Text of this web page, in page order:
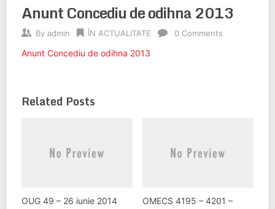
Anunt Concediu de odihna 2013
By admin ÎN ACTUALITATE 0 Comments
Anunt Concediu de odihna 2013
Related Posts
OUG 49 – 26 iunie 2014
OMECS 4195 – 4201 –